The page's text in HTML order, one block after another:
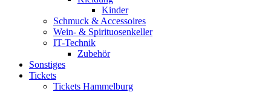
Kinder
Schmuck & Accessoires
Wein- & Spirituosenkeller
IT-Technik
Zubehör
Sonstiges
Tickets
Tickets Hammelburg